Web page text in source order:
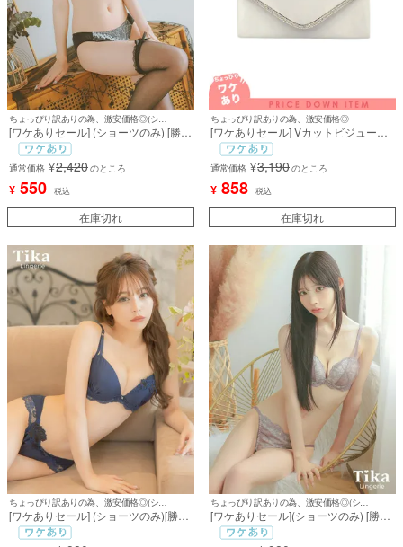
[ワケありセール] (ショーツのみ) [勝負
下着] レイヤードホワイトフラワーレ
ース刺繍ショーツ
通常価格 ¥2,420のところ
¥ 550 税込
在庫切れ
ちょっぴり訳ありの為、激安価格◎
[ワケありセール] Vカットビジュー
2wayサテンミニパーティーバッグ
[Retica/レティカ]
通常価格 ¥3,190のところ
¥ 858 税込
在庫切れ
[ワケありセール] (ショーツのみ)[勝負
下着] ローズ刺繍サテンショーツ
[ワケありセール](ショーツのみ) [勝負
下着] シアーベールデザインエレガン
トレースショーツ